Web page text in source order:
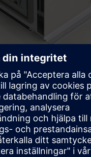
Breaker
en Santon Sidunn
alla märken End-
ACB kan bli din nya